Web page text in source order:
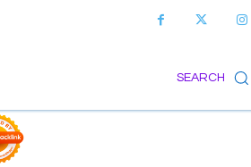
SEARCH